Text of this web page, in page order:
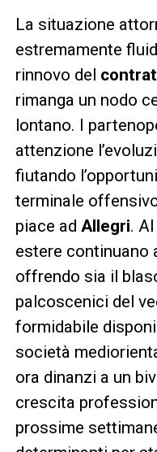
La situazione
estremamente
rinnovo del
rimanga un nodo
lontano. I
attenzione
fiutando
terminale
piace ad Allegri.
estere continuano
offrendo sia il
palcoscenici del
formidabile
società
ora dinanzi a un
crescita
prossime